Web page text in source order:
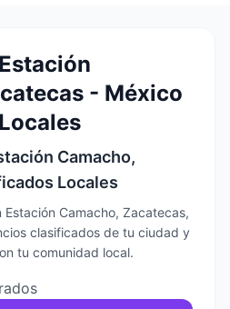
- México
Camacho,
Locales
Camacho, Zacatecas,
clasificados de tu ciudad y
tu comunidad local.